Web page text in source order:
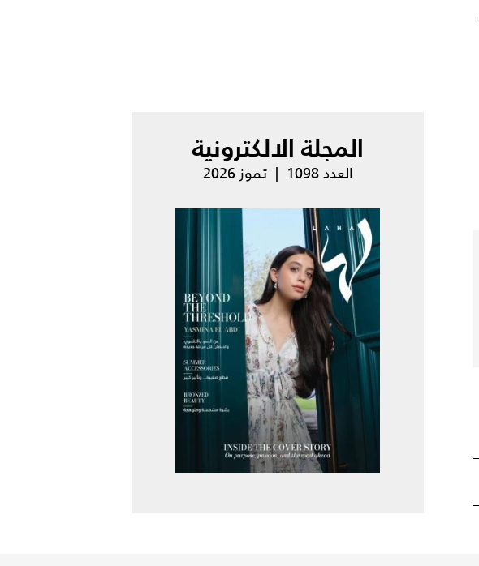
المجلة الالكترونية
العدد 1098 | تموز 2026